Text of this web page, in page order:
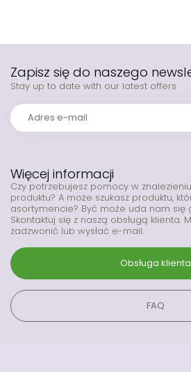
Więcej informacji
Czy potrzebujesz pomocy w
produktu? A może szukasz produktu,
asortymencie? Być może uda nam się
Skontaktuj się z naszą obsługą klienta.
zadzwonić lub wysłać e-mail.
Obsługa klienta
FAQ
Zapisz się do naszego
Stay up to date with our latest offers